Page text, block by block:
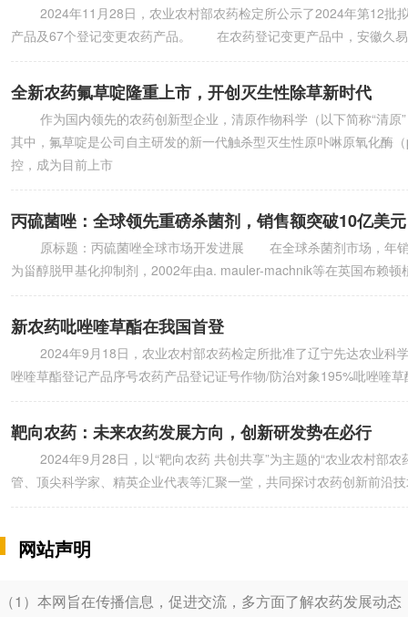
2024年11月28日，农业农村部农药检定所公示了2024年第12批拟
产品及67个登记变更农药产品。 在农药登记变更产品中，安徽久易
全新农药氟草啶隆重上市，开创灭生性除草新时代
作为国内领先的农药创新型企业，清原作物科学（以下简称“清原
其中，氟草啶是公司自主研发的新一代触杀型灭生性原卟啉原氧化酶
控，成为目前上市
丙硫菌唑：全球领先重磅杀菌剂，销售额突破10亿美元
原标题：丙硫菌唑全球市场开发进展 在全球杀菌剂市场，年销
为甾醇脱甲基化抑制剂，2002年由a. mauler-machnik等在英国布赖
新农药吡唑喹草酯在我国首登
2024年9月18日，农业农村部农药检定所批准了辽宁先达农业科
唑喹草酯登记产品序号农药产品登记证号作物/防治对象195%吡唑喹
靶向农药：未来农药发展方向，创新研发势在必行
2024年9月28日，以“靶向农药 共创共享”为主题的“农业农村部农
管、顶尖科学家、精英企业代表等汇聚一堂，共同探讨农药创新前沿
网站声明
（1）本网旨在传播信息，促进交流，多方面了解农药发展动